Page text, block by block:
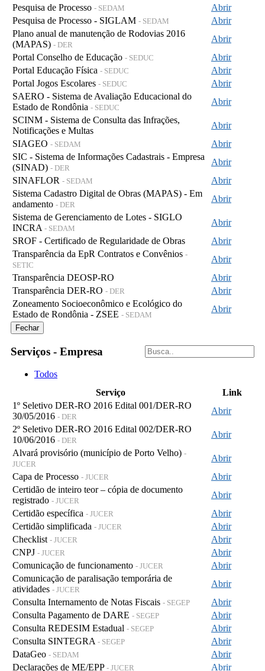
Pesquisa de Processo - SEDAM
Abrir
Pesquisa de Processo - SIGLAM - SEDAM
Abrir
Plano anual de manutenção de Rodovias 2016
(MAPAS) - DER
Abrir
Portal Conselho de Educação - SEDUC
Abrir
Portal Educação Física - SEDUC
Abrir
Portal Jogos Escolares - SEDUC
Abrir
SAERO - Sistema de Avaliação Educacional do
Estado de Rondônia - SEDUC
Abrir
SCINM - Sistema de Consulta das Infrações,
Notificações e Multas
Abrir
SIAGEO - SEDAM
Abrir
SIC - Sistema de Informações Cadastrais - Empresa
(SINAD) - DER
Abrir
SINAFLOR - SEDAM
Abrir
Sistema Cadastro Digital de Obras (MAPAS) - Em
andamento - DER
Abrir
Sistema de Gerenciamento de Lotes - SIGLO
INCRA - SEDAM
Abrir
SROF - Certificado de Regularidade de Obras
Abrir
Transparência da EpR Contratos e Convênios -
SETIC
Abrir
Transparência DEOSP-RO
Abrir
Transparência DER-RO - DER
Abrir
Zoneamento Socioeconômico e Ecológico do
Estado de Rondônia - ZSEE - SEDAM
Abrir
Fechar
Serviços - Empresa
Todos
Serviço
Link
1º Seletivo DER-RO 2016 Edital 001/DER-RO
30/05/2016 - DER
Abrir
2º Seletivo DER-RO 2016 Edital 002/DER-RO
10/06/2016 - DER
Abrir
Alvará provisório (município de Porto Velho) -
JUCER
Abrir
Capa de Processo - JUCER
Abrir
Certidão de inteiro teor – cópia de documento
registrado - JUCER
Abrir
Certidão específica - JUCER
Abrir
Certidão simplificada - JUCER
Abrir
Checklist - JUCER
Abrir
CNPJ - JUCER
Abrir
Comunicação de funcionamento - JUCER
Abrir
Comunicação de paralisação temporária de
atividades - JUCER
Abrir
Consulta Internamento de Notas Fiscais - SEGEP
Abrir
Consulta Pagamento de DARE - SEGEP
Abrir
Consulta REDESIM Estadual - SEGEP
Abrir
Consulta SINTEGRA - SEGEP
Abrir
DataGeo - SEDAM
Abrir
Declarações de ME/EPP - JUCER Abrir